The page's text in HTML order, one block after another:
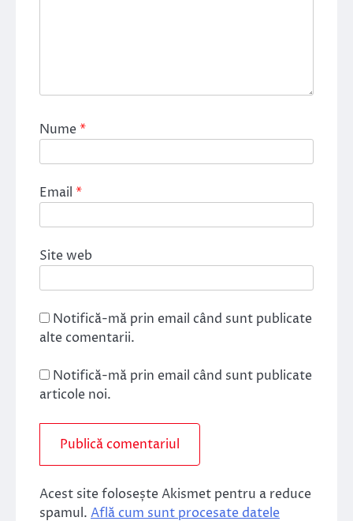
Nume*
Email *
Site web
Notifică-mă prin email când sunt publicate
alte comentarii.
Notifică-mă prin email când sunt publicate
articole noi.
Acest site folosește Akismet pentru a reduce
spamul. Află cum sunt procesate datele